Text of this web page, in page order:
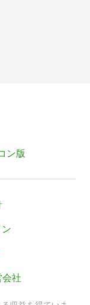
ン版
会社